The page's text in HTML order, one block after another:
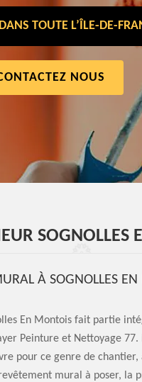
TOUTE L’ÎLE-DE-
NOUS
À SOGNOLLES EN
En Montois fait partie
Peinture et Nettoyage
pour ce genre de
mural à poser, la